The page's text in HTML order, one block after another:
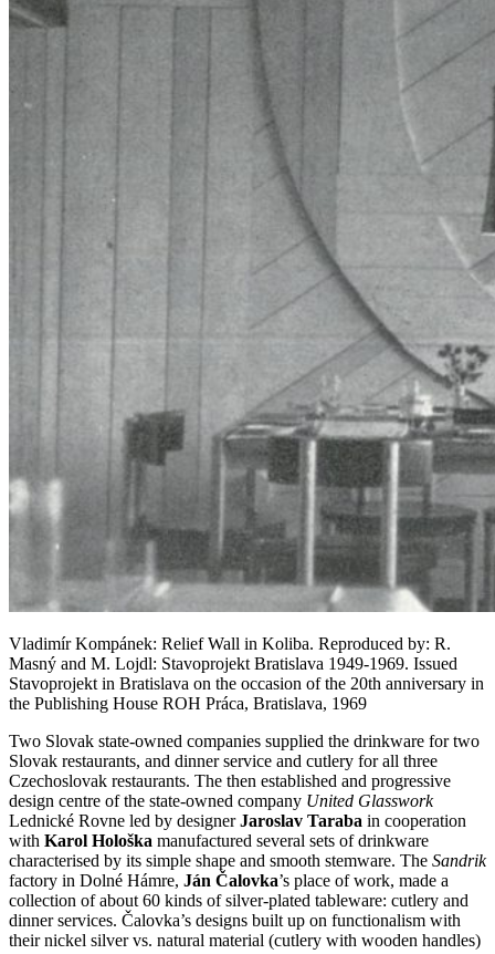
Vladimír Kompánek: Relief Wall in Koliba. Reproduced by: R.
Masný and M. Lojdl: Stavoprojekt Bratislava 1949-1969. Issued
Stavoprojekt in Bratislava on the occasion of the 20th anniversary in
the Publishing House ROH Práca, Bratislava, 1969
Two Slovak state-owned companies supplied the drinkware for two
Slovak restaurants, and dinner service and cutlery for all three
Czechoslovak restaurants. The then established and progressive
design centre of the state-owned company United Glasswork
Lednické Rovne led by designerJaroslav Taraba in cooperation
with Karol Hološka manufactured several sets of drinkware
characterised by its simple shape and smooth stemware. The Sandrik
factory in Dolné Hámre, Ján Čalovka’s place of work, made a
collection of about 60 kinds of silver-plated tableware: cutlery and
dinner services. Čalovka’s designs built up on functionalism with
their nickel silver vs. natural material (cutlery with wooden handles)